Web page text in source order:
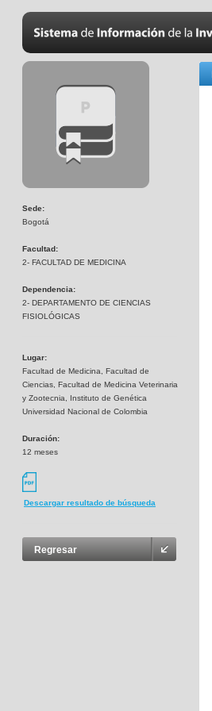
Sede:
Bogotá
Facultad:
2- FACULTAD DE MEDICINA
Dependencia:
2- DEPARTAMENTO DE CIENCIAS
FISIOLÓGICAS
Lugar:
Facultad de Medicina, Facultad de
Ciencias, Facultad de Medicina Veterinaria
y Zootecnia, Instituto de Genética
Universidad Nacional de Colombia
Duración:
12 meses
Descargar resultado de búsqueda
Regresar